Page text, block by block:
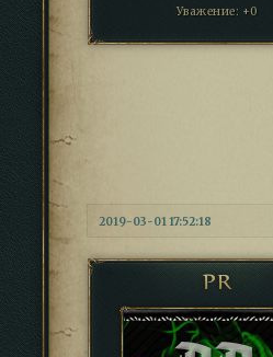
Уважение: +0
2019-03-01 17:52:18
PR